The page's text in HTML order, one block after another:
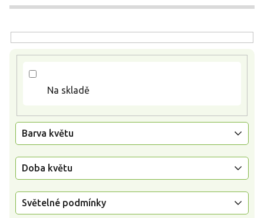
Na skladě
Barva květu
Doba květu
Světelné podmínky
u